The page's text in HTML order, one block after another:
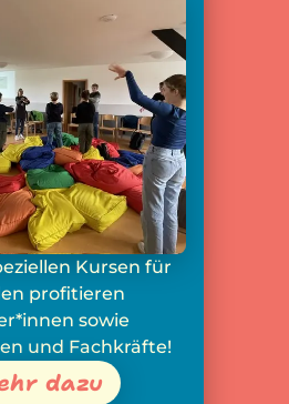
Kursen für
profitieren
sowie
und Fachkräfte!
dazu